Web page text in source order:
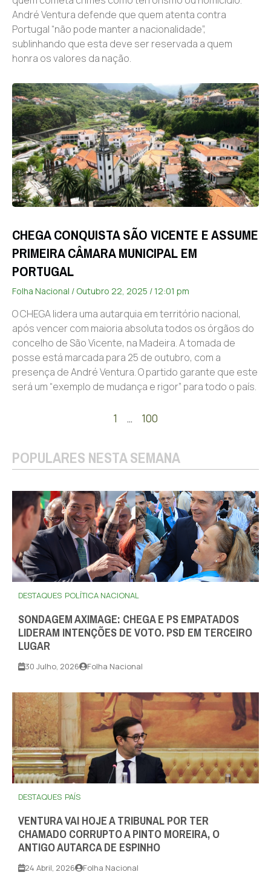
André Ventura defende que quem atenta contra
Portugal “não pode manter a nacionalidade”,
sublinhando que esta deve ser reservada a quem
honra os valores da nação.
CHEGA CONQUISTA SÃO VICENTE E ASSUME
PRIMEIRA CÂMARA MUNICIPAL EM
PORTUGAL
Folha Nacional Outubro 22, 2025 12:01 pm
O CHEGA lidera uma autarquia em território nacional,
após vencer com maioria absoluta todos os órgãos do
concelho de São Vicente, na Madeira. A tomada de
posse está marcada para 25 de outubro, com a
presença de André Ventura. O partido garante que este
será um “exemplo de mudança e rigor” para todo o país.
1 … 100
POPULARES NESTA SEMANA
DESTAQUES POLÍTICA NACIONAL
SONDAGEM AXIMAGE: CHEGA E PS EMPATADOS
LIDERAM INTENÇÕES DE VOTO. PSD EM TERCEIRO
LUGAR
30 Julho, 2026 Folha Nacional
DESTAQUES PAÍS
VENTURA VAI HOJE A TRIBUNAL POR TER
CHAMADO CORRUPTO A PINTO MOREIRA, O
ANTIGO AUTARCA DE ESPINHO
24 Abril, 2026 Folha Nacional